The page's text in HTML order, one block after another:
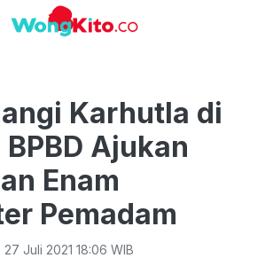
Karhutla di
Ajukan
Enam
Pemadam
27 Juli 2021 18:06 WIB